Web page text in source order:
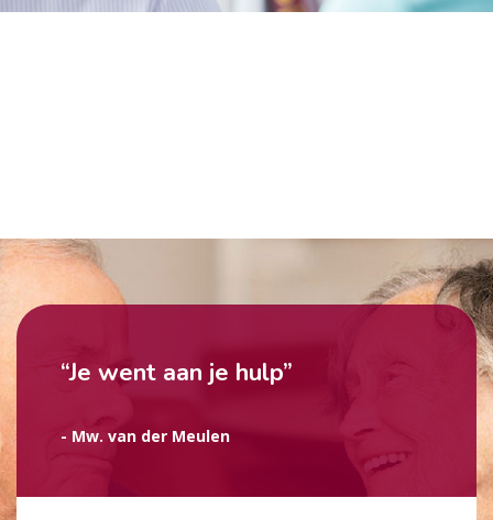
“Je went aan je hulp”
- Mw. van der Meulen